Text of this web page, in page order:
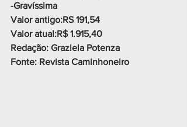
-Gravíssima
Valor antigo:RS 191,54
Valor atual:R$ 1.915,40
Redação: Graziela Potenza
Fonte: Revista Caminhoneiro